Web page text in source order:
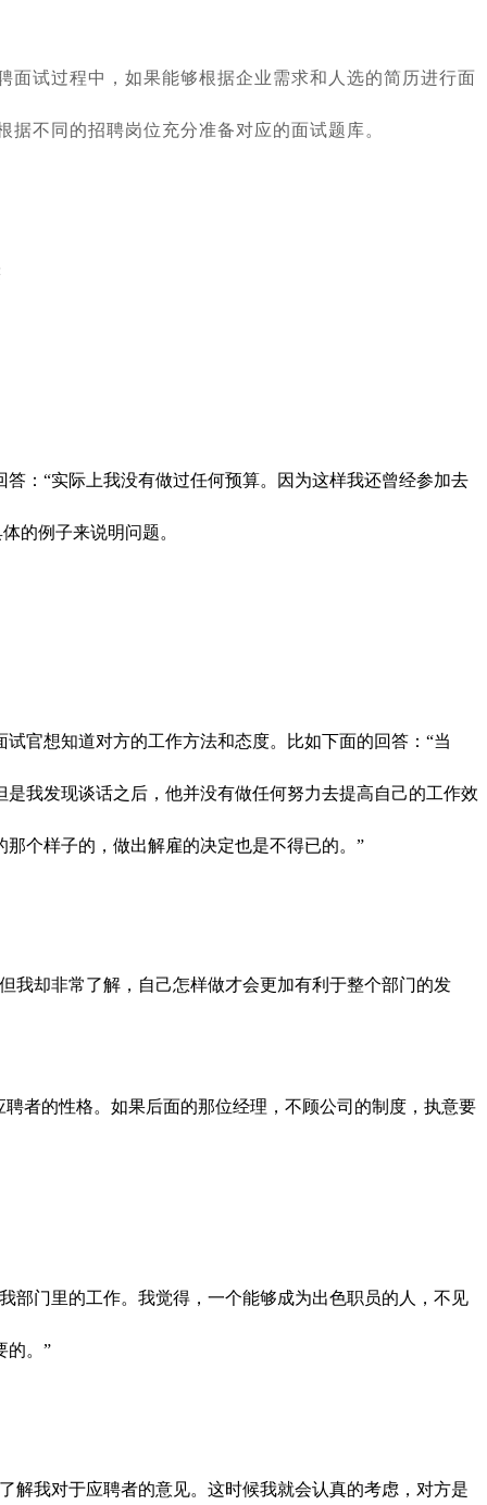
面试过程中，如果能够根据企业需求和人选的简历进行面
不同的招聘岗位充分准备对应的面试题库。
：“实际上我没有做过任何预算。因为这样我还曾经参加去
的例子来说明问题。
官想知道对方的工作方法和态度。比如下面的回答：“当
我发现谈话之后，他并没有做任何努力去提高自己的工作效
个样子的，做出解雇的决定也是不得已的。”
我却非常了解，自己怎样做才会更加有利于整个部门的发
者的性格。如果后面的那位经理，不顾公司的制度，执意要
部门里的工作。我觉得，一个能够成为出色职员的人，不见
的。”
解我对于应聘者的意见。这时候我就会认真的考虑，对方是